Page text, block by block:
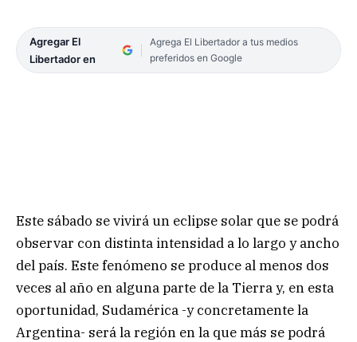
Agregar El
Libertador en
Agrega El Libertador a tus medios
preferidos en Google
Este sábado se vivirá un eclipse solar que se podrá
observar con distinta intensidad a lo largo y ancho
del país. Este fenómeno se produce al menos dos
veces al año en alguna parte de la Tierra y, en esta
oportunidad, Sudamérica -y concretamente la
Argentina- será la región en la que más se podrá